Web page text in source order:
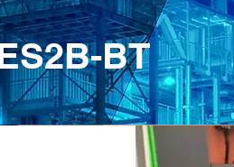
BT